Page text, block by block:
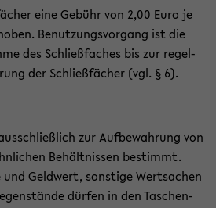
eine Ge­bühr von 2,00 Euro je
Be­nut­zungs­vor­gang ist die
des Schließ­fa­ches bis zur re­gel­
der Schließ­fä­cher (vgl. § 6).
zur Auf­be­wah­rung von
Be­hält­nis­sen be­stimmt.
und Geld­wert, sons­ti­ge Wert­sa­chen
dür­fen in den Ta­schen­